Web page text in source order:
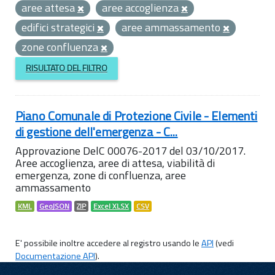
aree attesa
aree accoglienza
edifici strategici
aree ammassamento
zone confluenza
RISULTATO DEL FILTRO
Piano Comunale di Protezione Civile - Elementi
di gestione dell'emergenza - C...
Approvazione DelC 00076-2017 del 03/10/2017.
Aree accoglienza, aree di attesa, viabilità di
emergenza, zone di confluenza, aree
ammassamento
KML GeoJSON ZIP Excel XLSX CSV
E' possibile inoltre accedere al registro usando leAPI(vedi
Documentazione API).